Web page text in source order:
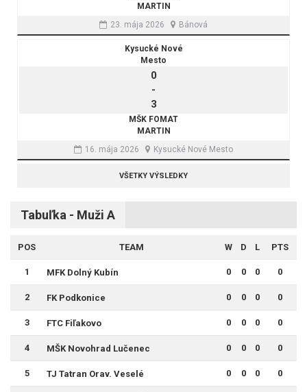
MARTIN
23. mája 2026
Bánová
Kysucké Nové
Mesto
0
-
3
MŠK FOMAT
MARTIN
16. mája 2026
Kysucké Nové Mesto
VŠETKY VÝSLEDKY
Tabuľka - Muži A
POS TEAM W D L PTS
1 MFK Dolný Kubín 0 0 0 0
2 FK Podkonice 0 0 0 0
3 FTC Fiľakovo 0 0 0 0
4 MŠK Novohrad Lučenec 0 0 0 0
5 TJ Tatran Orav. Veselé 0 0 0 0